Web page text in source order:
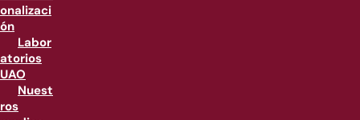
onalizaci
ón
Labor
atorios
UAO
Nuest
ros